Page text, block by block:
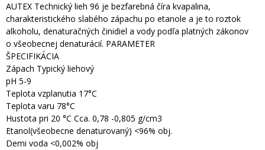
AUTEX Technický lieh 96 je bezfarebná číra kvapalina,
charakteristického slabého zápachu po etanole a je to roztok
alkoholu, denaturačných činidiel a vody podľa platných zákonov
o všeobecnej denaturácií. PARAMETER
ŠPECIFIKÁCIA
Zápach Typický liehový
pH 5-9
Teplota vzplanutia 17°C
Teplota varu 78°C
Hustota pri 20 °C Cca. 0,78 -0,805 g/cm3
Etanol(všeobecne denaturovaný) <96% obj.
Demi voda <0,002% obj